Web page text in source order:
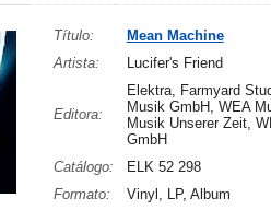
Título:
Mean Machine
Artista:
Lucifer's Friend
Editora:
Elektra, Farmyard
Musik GmbH, WEA
Musik Unserer Zeit,
GmbH
Catálogo:
ELK 52 298
Formato:
Vinyl, LP, Album